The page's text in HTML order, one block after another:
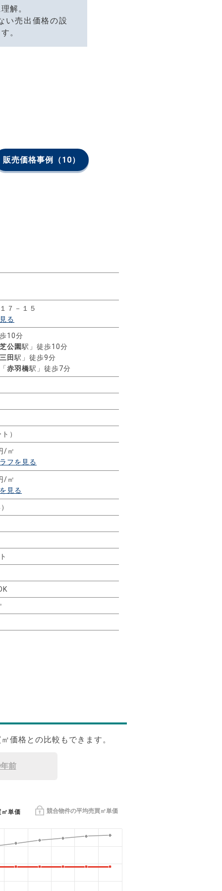
解。
い売出価格の設
。
販売価格事例 （10）
７－１５
る
10分
芝公園駅」徒歩10分
三田駅」徒歩9分
赤羽橋駅」徒歩7分
）
/㎡
フを見る
/㎡
見る
価格との比較もできます。
前
競合物件の平均売買㎡単価
単価